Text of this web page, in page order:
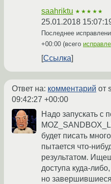
saahriktu ★★★★★
25.01.2018
Последнее
+00:00 (всего
Ссылка
Ответ на: комментарий от
09:42:27 +00:00
Надо запускать с
будет писать
пытается что-
результатом.
доступа куда-
но